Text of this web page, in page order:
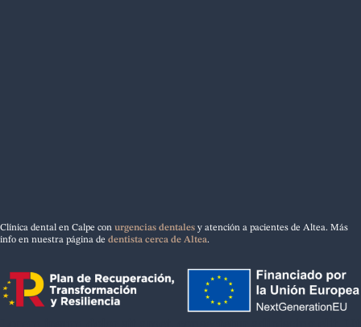
Clínica dental en Calpe con urgencias dentales y atención a pacientes de Altea. Más
info en nuestra página de dentista cerca de Altea.